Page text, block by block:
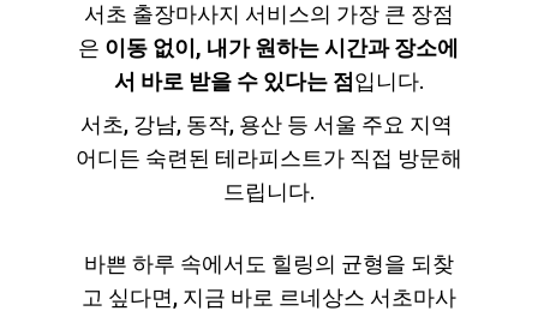
서초 출장마사지 서비스의 가장 큰 장점
은 이동 없이, 내가 원하는 시간과 장소에
서 바로 받을 수 있다는 점 입니다.
서초, 강남, 동작, 용산 등 서울 주요 지역
어디든 숙련된 테라피스트가 직접 방문해
드립니다.
바쁜 하루 속에서도 힐링의 균형을 되찾
고 싶다면, 지금 바로 르네상스 서초마사